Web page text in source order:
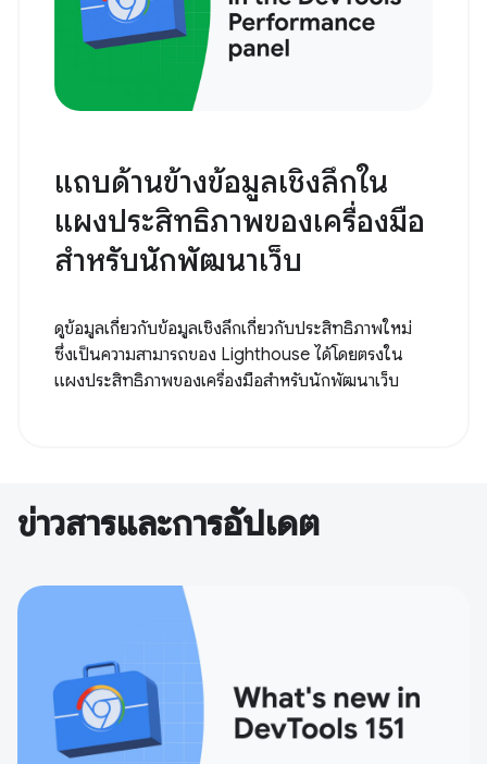
แถบด้านข้างข้อมูลเชิงลึกใน
แผงประสิทธิภาพของเครื่องมือ
สําหรับนักพัฒนาเว็บ
ดูข้อมูลเกี่ยวกับข้อมูลเชิงลึกเกี่ยวกับประสิทธิภาพใหม่
ซึ่งเป็นความสามารถของ Lighthouse ได้โดยตรงใน
แผงประสิทธิภาพของเครื่องมือสำหรับนักพัฒนาเว็บ
ข่าวสารและการอัปเดต